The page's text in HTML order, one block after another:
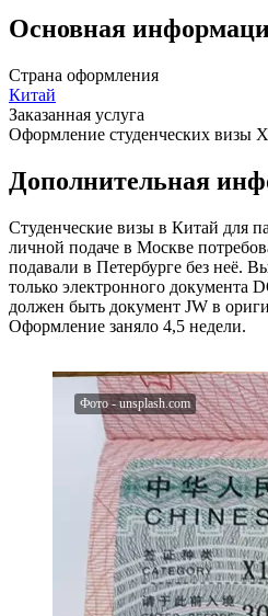
Основная
Страна оформления
Китай
Заказанная услуга
Оформление студенческих визы
Дополнительная
Студенческие визы в Китай для
личной подаче в Москве
подавали в Петербурге без неё.
только электронного документа
должен быть документ JW в
Оформление заняло 4,5 недели.